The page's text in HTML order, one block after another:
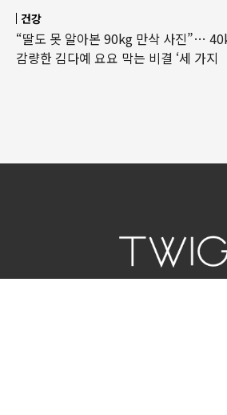
건강
“딸도 못 알아본 90kg 만삭 사진”…
감량한 김다예 요요 막는 비결 ‘세 가지